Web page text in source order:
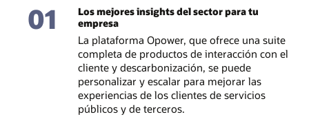
01
Los mejores insights del sector para tu
empresa
La plataforma Opower, que ofrece una suite
completa de productos de interacción con el
cliente y descarbonización, se puede
personalizar y escalar para mejorar las
experiencias de los clientes de servicios
públicos y de terceros.